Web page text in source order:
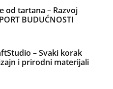
od tartana – Razvoj
BUDUĆNOSTI
– Svaki korak
i prirodni materijali